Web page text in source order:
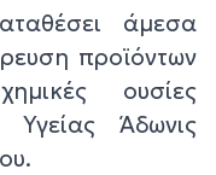
άμεσα
προϊόντων
ουσίες
Άδωνις